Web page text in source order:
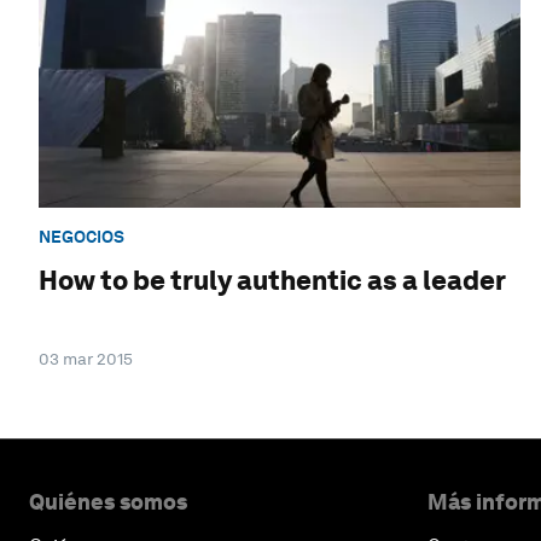
NEGOCIOS
How to be truly authentic as a leader
03 mar 2015
Quiénes somos Más